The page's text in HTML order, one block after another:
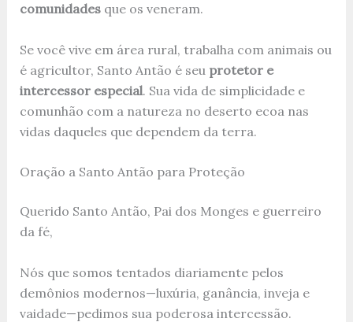
comunidadesque os veneram.
Se você vive em área rural, trabalha com animais ou
é agricultor, Santo Antão é seu protetor e
intercessor especial. Sua vida de simplicidade e
comunhão com a natureza no deserto ecoa nas
vidas daqueles que dependem da terra.
Oração a Santo Antão para Proteção
Querido Santo Antão, Pai dos Monges e guerreiro
da fé,
Nós que somos tentados diariamente pelos
demônios modernos—luxúria, ganância, inveja e
vaidade—pedimos sua poderosa intercessão.